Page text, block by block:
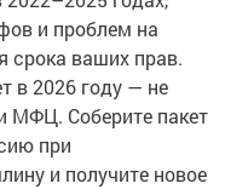
и проблем на
срока ваших прав.
в 2026 году — не
МФЦ. Соберите пакет
при
и получите новое